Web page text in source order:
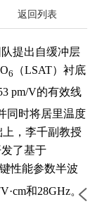
返回列表
提出自缓冲层
6
（LSAT）衬底
pm/V的有效线
同时将居里温度
上，李千副教授
了基于
性能参数半波
和28GHz。